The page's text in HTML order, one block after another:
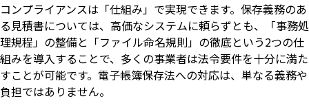
コンプライアンスは「仕組み」で実現できます。保存義務のあ
る見積書については、高価なシステムに頼らずとも、「事務処
理規程」の整備と「ファイル命名規則」の徹底という2つの仕
組みを導入することで、多くの事業者は法令要件を十分に満た
すことが可能です。電子帳簿保存法への対応は、単なる義務や
負担ではありません。